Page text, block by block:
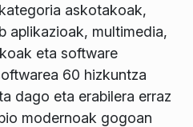
askotakoak,
aplikazioak, multimedia,
eta software
60 hizkuntza
dago eta erabilera erraz
modernoak gogoan